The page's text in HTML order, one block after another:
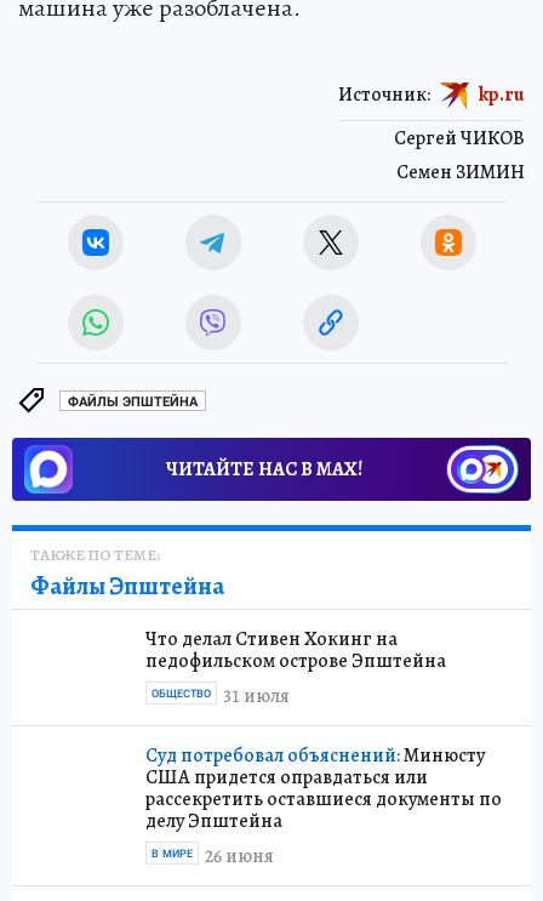
машина уже разоблачена.
Сергей ЧИКОВ
Семен ЗИМИН
Источник: kp.ru
ФАЙЛЫ ЭПШТЕЙНА
ЧИТАЙТЕ НАС В МАХ!
ТАКЖЕ ПО ТЕМЕ:
Файлы Эпштейна
Что делал Стивен Хокинг на
педофильском острове Эпштейна
31 июля
ОБЩЕСТВО
Суд потребовал объяснений:Минюсту
США придется оправдаться или
рассекретить оставшиеся документы по
делу Эпштейна
26 июня
В МИРЕ